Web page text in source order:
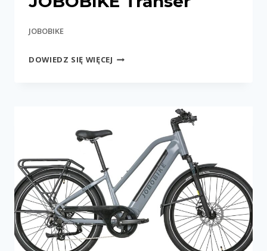
JOBOBIKE
DOWIEDZ SIĘ WIĘCEJ JOBOBIKE